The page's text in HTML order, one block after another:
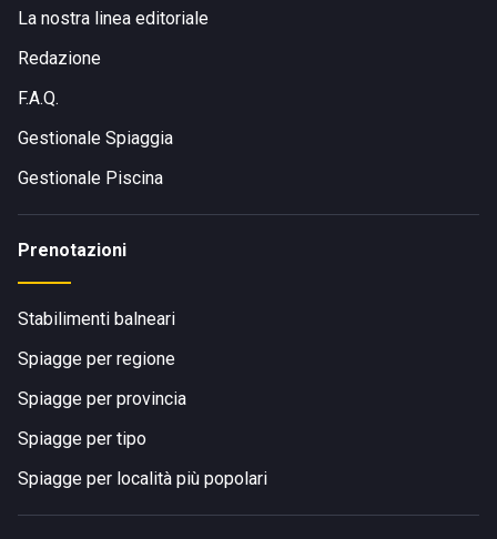
La nostra linea editoriale
Redazione
F.A.Q.
Gestionale Spiaggia
Gestionale Piscina
Prenotazioni
Stabilimenti balneari
Spiagge per regione
Spiagge per provincia
Spiagge per tipo
Spiagge per località più popolari